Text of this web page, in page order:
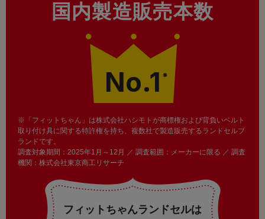
国内製造販売本数
No.1 ※
※「フィットちゃん」は株式会社ハシモトが商標権および背負いベルト
取り付け具に関する特許権を持ち、複数社で製造販売するランドセルブ
ランドです。
調査対象期間：2025年1月～12月 ／ 調査範囲：メーカーに限る ／ 調査
機関：株式会社東京商工リサーチ
フィットちゃんランドセルは